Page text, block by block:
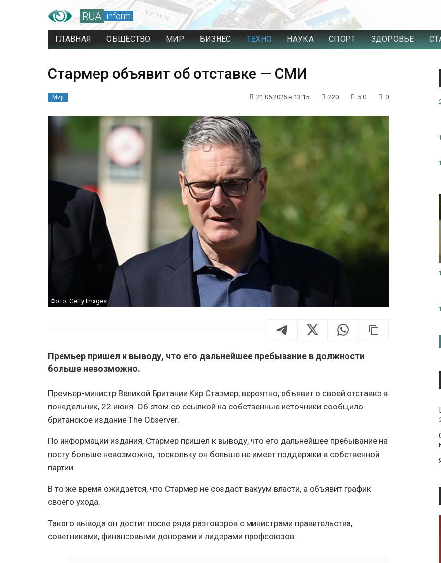
RUA inform
ГЛАВНАЯ ОБЩЕСТВО МИР БИЗНЕС ТЕХНО НАУКА СПОРТ ЗДОРОВЬЕ
Стармер объявит об отставке — СМИ
Мир 21.06.2026 в 13:15 220 5.0 0
Фото: Getty Images
Премьер пришел к выводу, что его дальнейшее пребывание в должности
больше невозможно.
Премьер-министр Великой Британии Кир Стармер, вероятно, объявит о своей отставке в
понедельник, 22 июня. Об этом со ссылкой на собственные источники сообщило
британское издание The ​​Observer.
По информации издания, Стармер пришел к выводу, что его дальнейшее пребывание на
посту больше невозможно, поскольку он больше не имеет поддержки в собственной
партии.
В то же время ожидается, что Стармер не создаст вакуум власти, а объявит график
своего ухода.
Такого вывода он достиг после ряда разговоров с министрами правительства,
советниками, финансовыми донорами и лидерами профсоюзов.